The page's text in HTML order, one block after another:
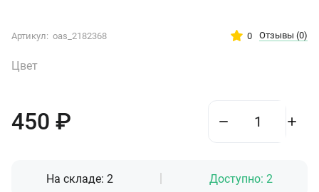
Артикул: oas_2182368 0 Отзывы (0)
Цвет
450 ₽
На складе:2 Доступно: 2